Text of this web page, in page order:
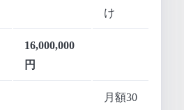
け
16,000,000
円
月額30